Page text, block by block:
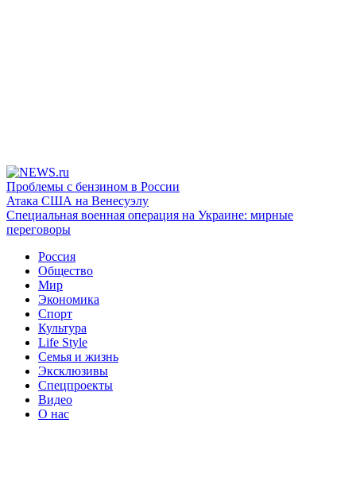
Проблемы с бензином в России
Атака США на Венесуэлу
Специальная военная операция на Украине: мирные
переговоры
Россия
Общество
Мир
Экономика
Спорт
Культура
Life Style
Семья и жизнь
Эксклюзивы
Спецпроекты
Видео
О нас